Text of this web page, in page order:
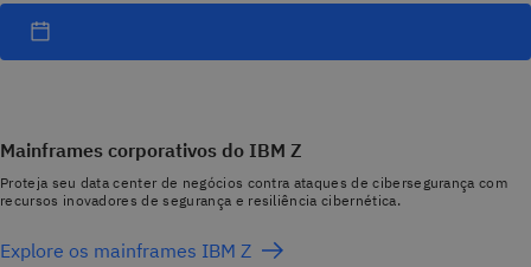
Mainframes corporativos do IBM Z
Proteja seu data center de negócios contra ataques de cibersegurança com
recursos inovadores de segurança e resiliência cibernética.
Explore os mainframes IBM Z